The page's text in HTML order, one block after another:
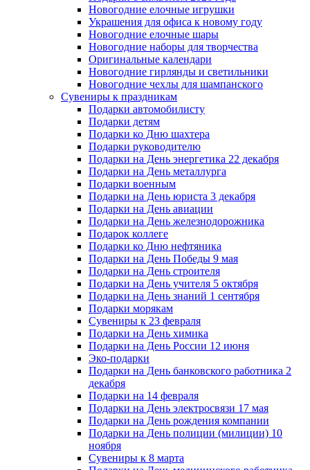
Новогодние елочные игрушки
Украшения для офиса к новому году
Новогодние елочные шары
Новогодние наборы для творчества
Оригинальные календари
Новогодние гирлянды и светильники
Новогодние чехлы для шампанского
Сувениры к праздникам
Подарки автомобилисту
Подарки детям
Подарки ко Дню шахтера
Подарки руководителю
Подарки на День энергетика 22 декабря
Подарки на День металлурга
Подарки военным
Подарки на День юриста 3 декабря
Подарки на День авиации
Подарки на День железнодорожника
Подарок коллеге
Подарки ко Дню нефтяника
Подарки на День Победы 9 мая
Подарки на День строителя
Подарки на День учителя 5 октября
Подарки на День знаний 1 сентября
Подарки морякам
Сувениры к 23 февраля
Подарки на День химика
Подарки на День России 12 июня
Эко-подарки
Подарки на День банковского работника 2
декабря
Подарки на 14 февраля
Подарки на День электросвязи 17 мая
Подарки на День рождения компании
Подарки на День полиции (милиции) 10
ноября
Сувениры к 8 марта